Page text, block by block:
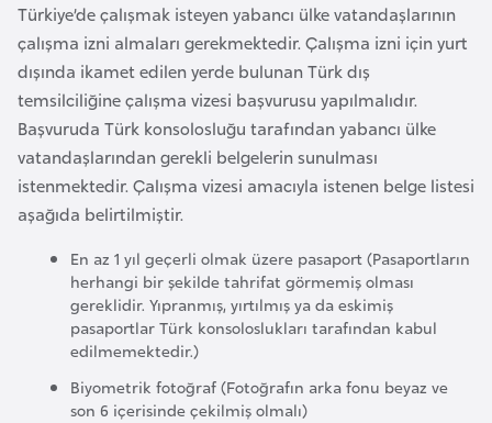
Türkiye’de çalışmak isteyen yabancı ülke vatandaşlarının
çalışma izni almaları gerekmektedir. Çalışma izni için yurt
dışında ikamet edilen yerde bulunan Türk dış
temsilciliğine çalışma vizesi başvurusu yapılmalıdır.
Başvuruda Türk konsolosluğu tarafından yabancı ülke
vatandaşlarından gerekli belgelerin sunulması
istenmektedir. Çalışma vizesi amacıyla istenen belge listesi
aşağıda belirtilmiştir.
En az 1 yıl geçerli olmak üzere pasaport (Pasaportların
herhangi bir şekilde tahrifat görmemiş olması
gereklidir. Yıpranmış, yırtılmış ya da eskimiş
pasaportlar Türk konsoloslukları tarafından kabul
edilmemektedir.)
Biyometrik fotoğraf (Fotoğrafın arka fonu beyaz ve
son 6 içerisinde çekilmiş olmalı)
c
a
n
B
a
h